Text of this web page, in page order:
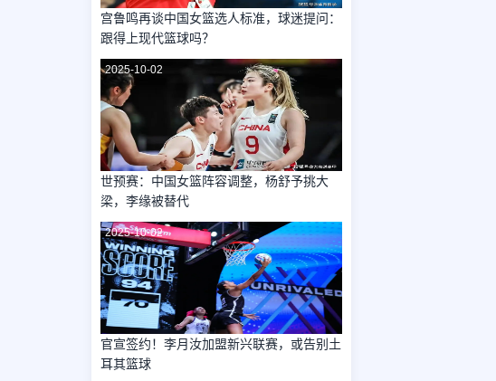
宫鲁鸣再谈中国女篮选人标准，球迷提问：
跟得上现代篮球吗？
2025-10-02
世预赛：中国女篮阵容调整，杨舒予挑大
梁，李缘被替代
2025-10-02
官宣签约！李月汝加盟新兴联赛，或告别土
耳其篮球